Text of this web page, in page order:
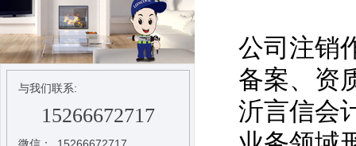
与我们联系:
15266672717
公司注销
备案、资
沂言信会